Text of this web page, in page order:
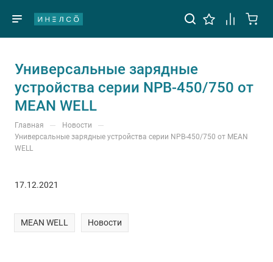
Универсальные зарядные
устройства серии NPB-450/750 от
MEAN WELL
Главная — Новости —
Универсальные зарядные устройства серии NPB-450/750 от MEAN
WELL
17.12.2021
MEAN WELL Новости